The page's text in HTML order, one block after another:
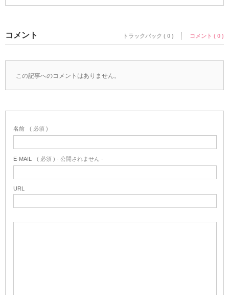
コメント トラックバック ( 0 ) コメント ( 0 )
この記事へのコメントはありません。
名前 ( 必須 )
E-MAIL ( 必須 ) - 公開されません -
URL